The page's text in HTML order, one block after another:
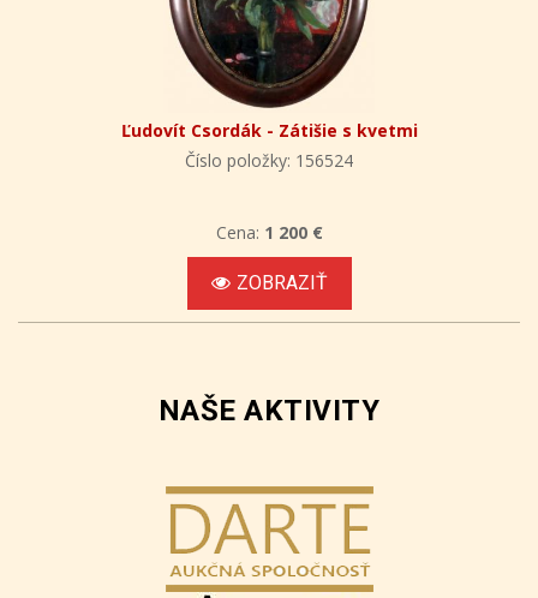
Ľudovít Csordák - Zátišie s kvetmi
Číslo položky: 156524
Cena: 1 200 €
ZOBRAZIŤ
NAŠE AKTIVITY